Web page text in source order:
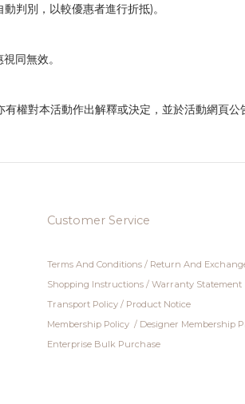
判別，以較優惠者進行折抵)。
同無效。
權對本活動作出解釋或決定，並於活動網頁公
Customer Service
Terms And Conditions / Return And
Shopping Instructions / Warranty Statement
Transport Policy / Product Notice
Membership Policy / Designer Membership
Enterprise Bulk Purchase